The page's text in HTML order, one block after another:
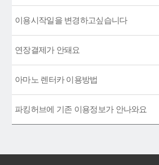
이용시작일을 변경하고싶습니다
연장결제가 안돼요
아마노 렌터카 이용방법
파킹허브에 기존 이용정보가 안나와요